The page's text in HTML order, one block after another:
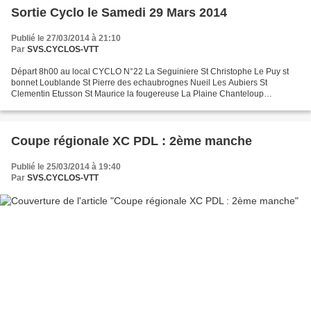
Sortie Cyclo le Samedi 29 Mars 2014
Publié le 27/03/2014 à 21:10
Par SVS.CYCLOS-VTT
Départ 8h00 au local CYCLO N°22 La Seguiniere St Christophe Le Puy st
bonnet Loublande St Pierre des echaubrognes Nueil Les Aubiers St
Clementin Etusson St Maurice la fougereuse La Plaine Chanteloup
Coupe régionale XC PDL : 2ème manche
Publié le 25/03/2014 à 19:40
Par SVS.CYCLOS-VTT